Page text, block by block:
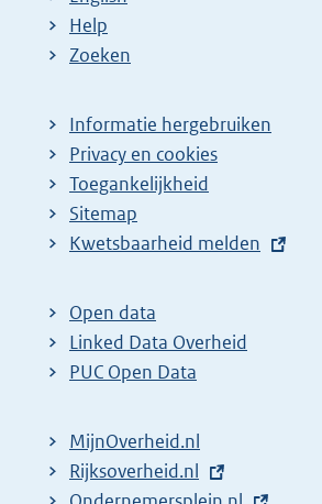
Help
Zoeken
Informatie hergebruiken
Privacy en cookies
Toegankelijkheid
Sitemap
E
t
e
r
l
i
Kwetsbaarheid melden
Open data
Linked Data Overheid
PUC Open Data
MijnOverheid.nl
E
Rijksoverheid.nl